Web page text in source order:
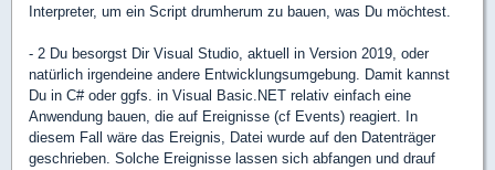
Interpreter, um ein Script drumherum zu bauen, was Du möchtest.
- 2 Du besorgst Dir Visual Studio, aktuell in Version 2019, oder
natürlich irgendeine andere Entwicklungsumgebung. Damit kannst
Du in C# oder ggfs. in Visual Basic.NET relativ einfach eine
Anwendung bauen, die auf Ereignisse (cf Events) reagiert. In
diesem Fall wäre das Ereignis, Datei wurde auf den Datenträger
geschrieben. Solche Ereignisse lassen sich abfangen und drauf